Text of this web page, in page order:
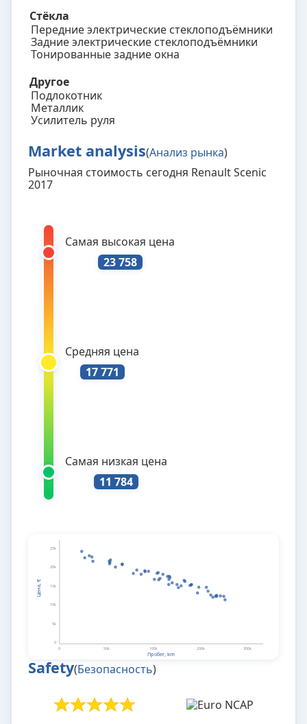
Стёкла
Передние электрические стеклоподъёмники
Задние электрические стеклоподъёмники
Тонированные задние окна
Другое
Подлокотник
Металлик
Усилитель руля
Market analysis(Анализ рынка)
Рыночная стоимость сегодня Renault Scenic
2017
Самая низкая цена
11 784
Средняя цена
17 771
Самая высокая цена
23 758
Пробег, km
Цена, €
0 50k 100k 200k 300k
0
5k
10k
15k
20k
25k
Safety(Безопасность)